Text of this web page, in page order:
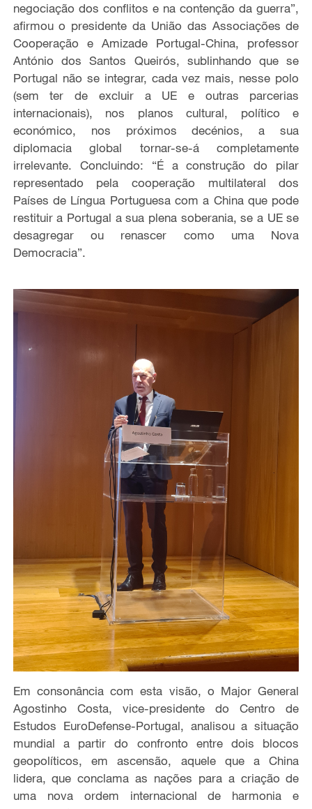
negociação dos conflitos e na contenção da guerra”,
afirmou o presidente da União das Associações de
Cooperação e Amizade Portugal-China, professor
António dos Santos Queirós, sublinhando que se
Portugal não se integrar, cada vez mais, nesse polo
(sem ter de excluir a UE e outras parcerias
internacionais), nos planos cultural, político e
económico, nos próximos decénios, a sua
diplomacia global tornar-se-á completamente
irrelevante. Concluindo: “É a construção do pilar
representado pela cooperação multilateral dos
Países de Língua Portuguesa com a China que pode
restituir a Portugal a sua plena soberania, se a UE se
desagregar ou renascer como uma Nova
Democracia”.
Em consonância com esta visão, o Major General
Agostinho Costa, vice-presidente do Centro de
Estudos EuroDefense-Portugal, analisou a situação
mundial a partir do confronto entre dois blocos
geopolíticos, em ascensão, aquele que a China
lidera, que conclama as nações para a criação de
uma nova ordem internacional de harmonia e